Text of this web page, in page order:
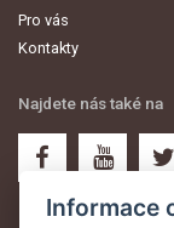
Pro vás
Kontakty
Najdete nás také na
Informace